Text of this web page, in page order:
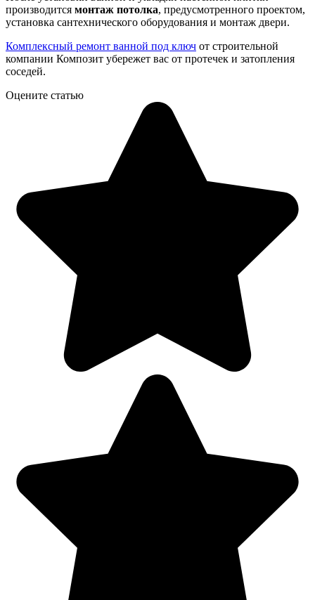
производится монтаж потолка, предусмотренного проектом,
установка сантехнического оборудования и монтаж двери.
Комплексный ремонт ванной под ключ от строительной
компании Композит убережет вас от протечек и затопления
соседей.
Оцените статью